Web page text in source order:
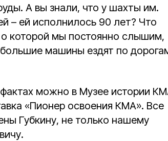
А вы знали, что у шахты им.
– ей исполнилось 90 лет? Что
о которой мы постоянно слышим,
машины ездят по
фактах можно в Музее истории
«Пионер освоения КМА». Все
Губкину, не только нашему